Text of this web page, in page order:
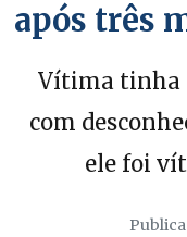
após três
Vítima tinha
com
ele foi